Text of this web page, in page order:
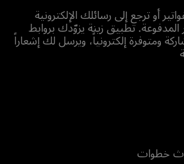
أو ترجع إلى رسائلك الإلكترونية
المدفوعة. تطبيق زينة يزوّدك بروابط
ومتوفرة إلكترونياً، ويرسل لك إشعاراً
خطوات